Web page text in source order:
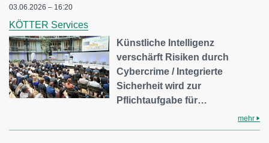
03.06.2026 – 16:20
KÖTTER Services
Künstliche Intelligenz
verschärft Risiken durch
Cybercrime / Integrierte
Sicherheit wird zur
Pflichtaufgabe für…
mehr